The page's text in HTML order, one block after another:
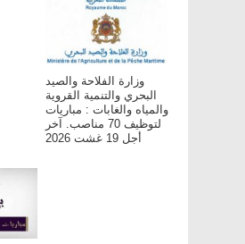
وزارة الفلاحة والصيد
البحري والتنمية القروية
والمياه والغابات : مباريات
لتوظيف 70 مناصب. آخر
أجل 19 غشت 2026